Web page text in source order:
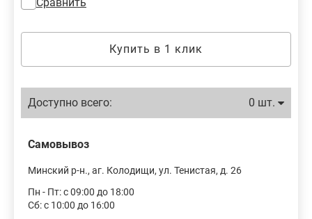
Купить в 1 клик
Доступно всего: 0 шт.
Самовывоз
Минский р-н., аг. Колодищи, ул. Тенистая, д. 26
Пн - Пт: с 09:00 до 18:00
Сб: с 10:00 до 16:00